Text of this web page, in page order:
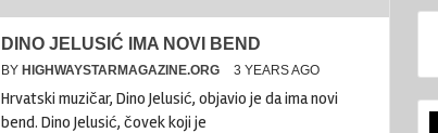
DINO JELUSIĆ IMA NOVI BEND
BY HIGHWAYSTARMAGAZINE.ORG 3 YEARS AGO
Hrvatski muzičar, Dino Jelusić, objavio je da ima novi
bend. Dino Jelusić, čovek koji je